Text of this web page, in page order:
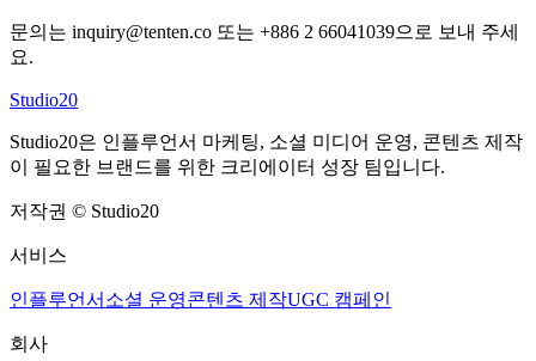
문의는 inquiry@tenten.co 또는 +886 2 66041039으로 보내 주세
요.
Studio20
Studio20은 인플루언서 마케팅, 소셜 미디어 운영, 콘텐츠 제작
이 필요한 브랜드를 위한 크리에이터 성장 팀입니다.
저작권 © Studio20
서비스
인플루언서 소셜 운영콘텐츠 제작UGC 캠페인
회사